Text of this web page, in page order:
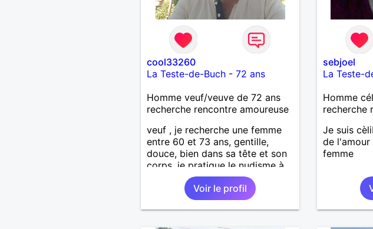
cool33260
La Teste-de-Buch- 72 ans
Homme veuf/veuve de 72 ans
recherche rencontre amoureuse
veuf , je recherche une femme
entre 60 et 73 ans, gentille,
douce, bien dans sa tête et son
corps, je pratique le nudisme à
la plage, mais je peux m'en
passer si vous le souhaitez si
vous recherchez un homme
sincère, tendre, honnête, fidèle,
Voir le profil
sebjoel
La Teste-
Homme
recherche
Je suis
de l'amour
femme